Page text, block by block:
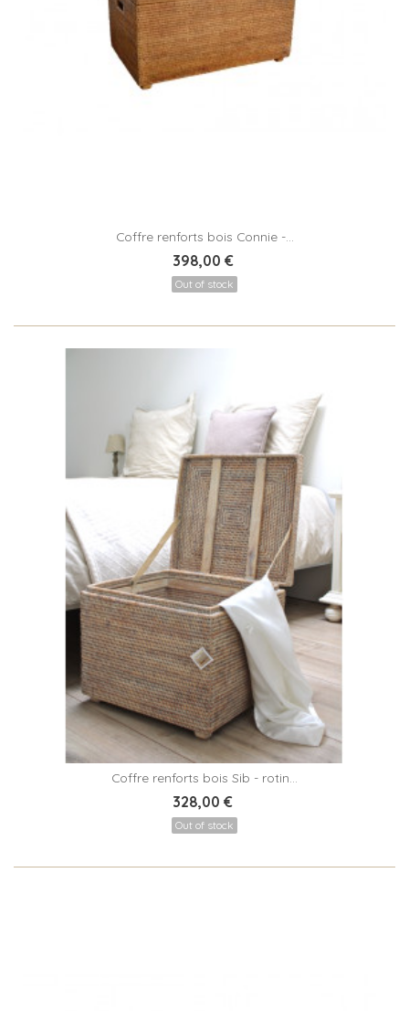
Coffre renforts bois Connie -...
398,00 €
Out of stock
Coffre renforts bois Sib - rotin...
328,00 €
Out of stock